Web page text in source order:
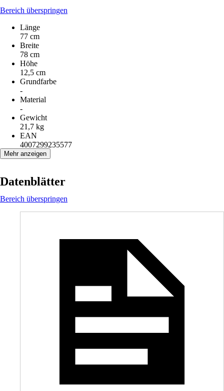
Bereich überspringen
Länge
77 cm
Breite
78 cm
Höhe
12,5 cm
Grundfarbe
-
Material
-
Gewicht
21,7 kg
EAN
4007299235577
Mehr anzeigen
Datenblätter
Bereich überspringen